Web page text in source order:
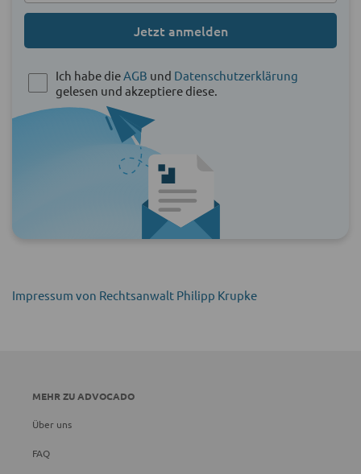
Jetzt anmelden
Ich habe die AGB und Datenschutzerklärung
gelesen und akzeptiere diese.
Impressum von Rechtsanwalt Philipp Krupke
MEHR ZU ADVOCADO
Über uns
FAQ